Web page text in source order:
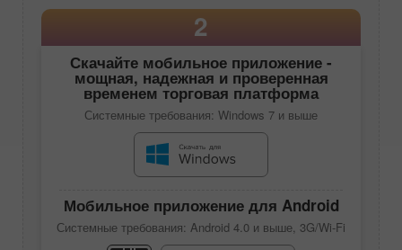
2
Скачайте мобильное приложение -
мощная, надежная и проверенная
временем торговая платформа
Системные требования: Windows 7 и выше
Мобильное приложение для Android
Системные требования: Android 4.0 и выше, 3G/Wi-Fi